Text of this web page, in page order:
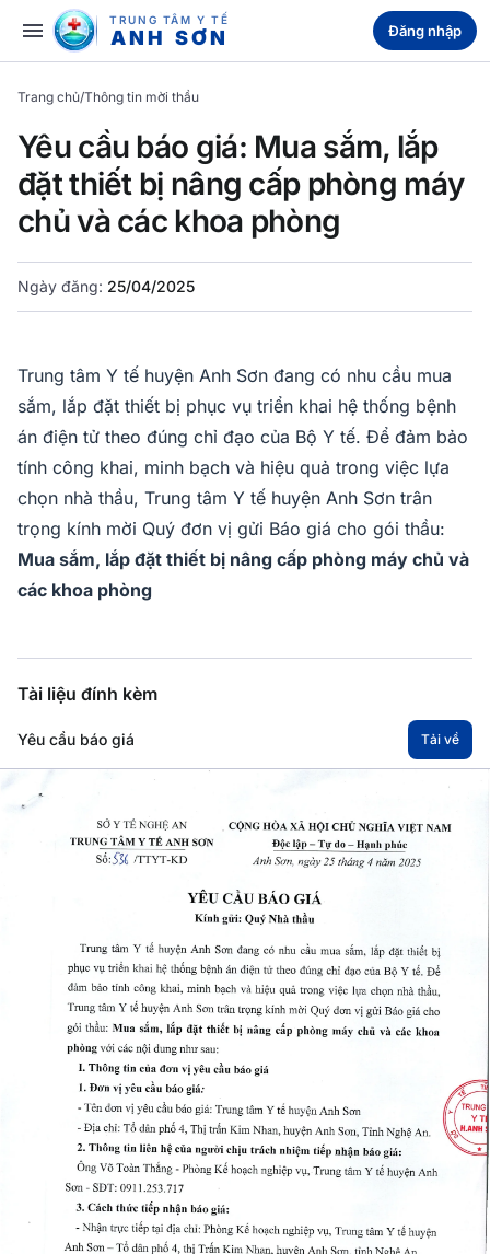
menu TRUNG TÂM Y TẾ
ANH SƠN Đăng nhập
Trang chủ/Thông tin mời thầu
Yêu cầu báo giá: Mua sắm, lắp
đặt thiết bị nâng cấp phòng máy
chủ và các khoa phòng
Ngày đăng: 25/04/2025
Trung tâm Y tế huyện Anh Sơn đang có nhu cầu mua
sắm, lắp đặt thiết bị phục vụ triển khai hệ thống bệnh
án điện tử theo đúng chỉ đạo của Bộ Y tế. Để đảm bảo
tính công khai, minh bạch và hiệu quả trong việc lựa
chọn nhà thầu, Trung tâm Y tế huyện Anh Sơn trân
trọng kính mời Quý đơn vị gửi Báo giá cho gói thầu:
Mua sắm, lắp đặt thiết bị nâng cấp phòng máy chủ và
các khoa phòng
Tài liệu đính kèm
Yêu cầu báo giá Tải về